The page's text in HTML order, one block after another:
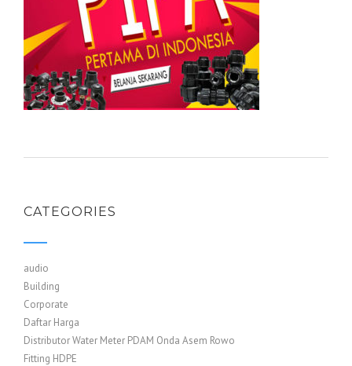
CATEGORIES
audio
Building
Corporate
Daftar Harga
Distributor Water Meter PDAM Onda Asem Rowo
Fitting HDPE